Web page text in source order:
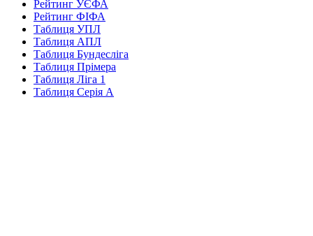
Рейтинг УЄФА
Рейтинг ФІФА
Таблиця УПЛ
Таблиця АПЛ
Таблиця Бундесліга
Таблиця Прімера
Таблиця Ліга 1
Таблиця Серія А